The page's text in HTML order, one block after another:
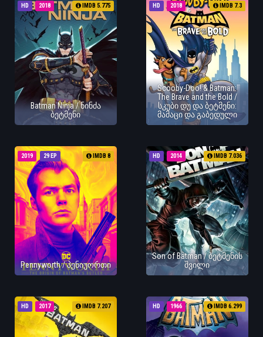
HD 2018 IMDB 5.775
Batman Ninja / ნინძა
ბეტმენი
HD 2018 IMDB 7.3
Scooby-Doo! & Batman:
The Brave and the Bold /
სკუბი დუ და ბეტმენი:
მამაცი და გაბედული
29 EP
2019 IMDB 8
Pennyworth / პენიუორთი
HD 2014 IMDB 7.036
Son of Batman / ბეტმენის
შვილი
HD 2017 IMDB 7.207 HD 1966 IMDB 6.299